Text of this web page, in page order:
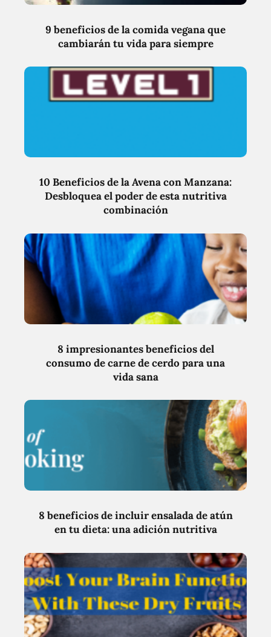
9 beneficios de la comida vegana que
cambiarán tu vida para siempre
10 Beneficios de la Avena con Manzana:
Desbloquea el poder de esta nutritiva
combinación
8 impresionantes beneficios del
consumo de carne de cerdo para una
vida sana
8 beneficios de incluir ensalada de atún
en tu dieta: una adición nutritiva